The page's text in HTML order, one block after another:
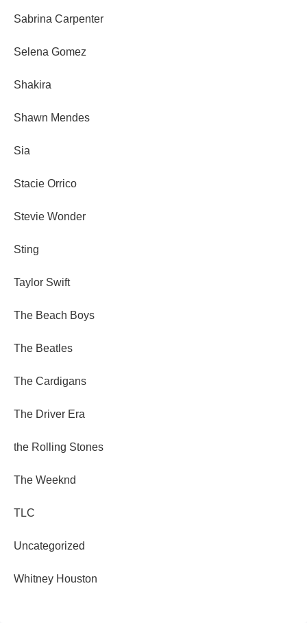
Sabrina Carpenter
Selena Gomez
Shakira
Shawn Mendes
Sia
Stacie Orrico
Stevie Wonder
Sting
Taylor Swift
The Beach Boys
The Beatles
The Cardigans
The Driver Era
the Rolling Stones
The Weeknd
TLC
Uncategorized
Whitney Houston